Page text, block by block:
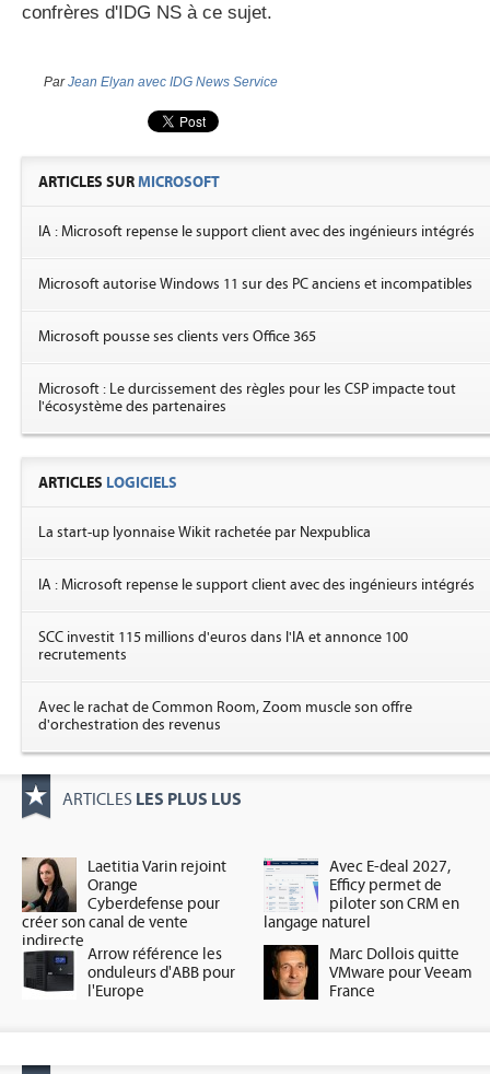
confrères d'IDG NS à ce sujet.
ParJean Elyan avec IDG News Service
ARTICLES SURMICROSOFT
IA : Microsoft repense le support client avec des ingénieurs intégrés
Microsoft autorise Windows 11 sur des PC anciens et incompatibles
Microsoft pousse ses clients vers Office 365
Microsoft : Le durcissement des règles pour les CSP impacte tout
l'écosystème des partenaires
ARTICLES LOGICIELS
La start-up lyonnaise Wikit rachetée par Nexpublica
IA : Microsoft repense le support client avec des ingénieurs intégrés
SCC investit 115 millions d'euros dans l'IA et annonce 100
recrutements
Avec le rachat de Common Room, Zoom muscle son offre
d'orchestration des revenus
ARTICLES LES PLUS LUS
Laetitia Varin rejoint
Orange
Cyberdefense pour
créer son canal de vente
indirecte
Avec E-deal 2027,
Efficy permet de
piloter son CRM en
langage naturel
Arrow référence les
onduleurs d'ABB pour
l'Europe
Marc Dollois quitte
VMware pour Veeam
France